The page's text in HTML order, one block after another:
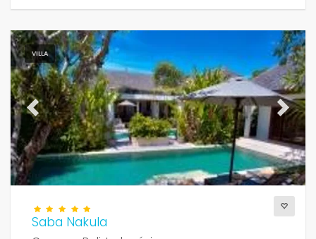
VILLA
Previous Next
Saba Nakula